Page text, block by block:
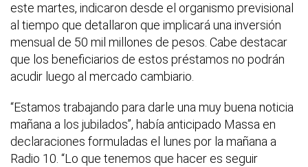
este martes, indicaron desde el organismo previsional
al tiempo que detallaron que implicará una inversión
mensual de 50 mil millones de pesos. Cabe destacar
que los beneficiarios de estos préstamos no podrán
acudir luego al mercado cambiario.
“Estamos trabajando para darle una muy buena noticia
mañana a los jubilados”, había anticipado Massa en
declaraciones formuladas el lunes por la mañana a
Radio 10. “Lo que tenemos que hacer es seguir